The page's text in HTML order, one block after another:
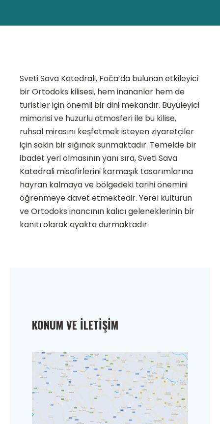
Sveti Sava Katedrali, Foča’da bulunan etkileyici
bir Ortodoks kilisesi, hem inananlar hem de
turistler için önemli bir dini mekandır. Büyüleyici
mimarisi ve huzurlu atmosferi ile bu kilise,
ruhsal mirasını keşfetmek isteyen ziyaretçiler
için sakin bir sığınak sunmaktadır. Temelde bir
ibadet yeri olmasının yanı sıra, Sveti Sava
Katedrali misafirlerini karmaşık tasarımlarına
hayran kalmaya ve bölgedeki tarihi önemini
öğrenmeye davet etmektedir. Yerel kültürün
ve Ortodoks inancının kalıcı geleneklerinin bir
kanıtı olarak ayakta durmaktadır.
KONUM VE İLETIŞIM